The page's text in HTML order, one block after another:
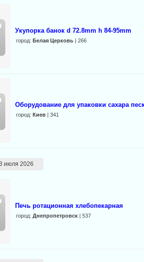
Укупорка банок d 72.8mm h 84-95mm
город: Белая Церковь| 266
Оборудование для упаковки сахара
город: Киев| 341
июля 2026
Печь ротационная хлебопекарная
город: Днепропетровск| 537